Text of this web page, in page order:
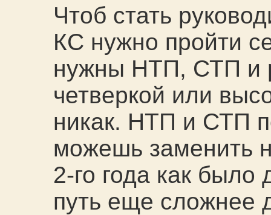
Чтоб стать
КС нужно пройти
нужны НТП, СТП и
четверкой или
никак. НТП и СТП
можешь заменить
2-го года как было
путь еще сложнее